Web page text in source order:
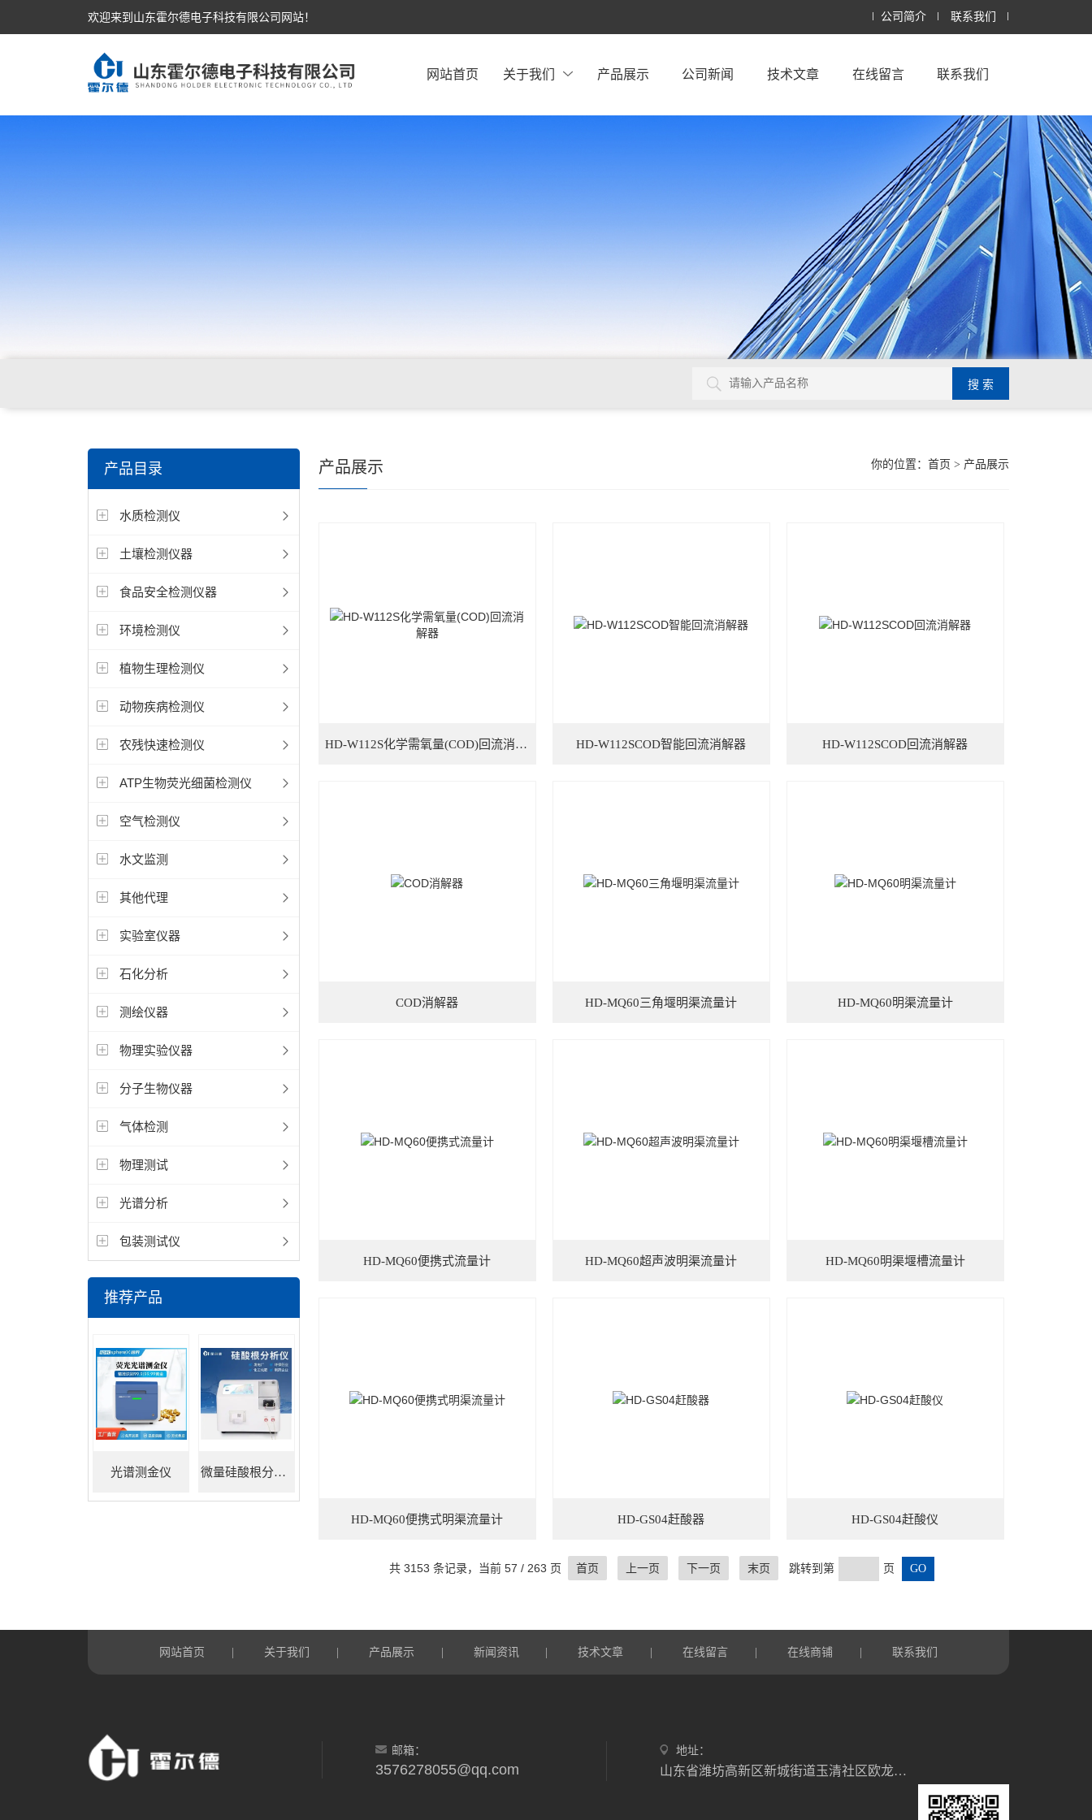
欢迎来到山东霍尔德电子科技有限公司网站！ 公司简介 联系我们
网站首页 关于我们 产品展示 公司新闻 技术文章 在线留言 联系我们
试仪，定氮仪，紫外可见分光光度计
产品目录
水质检测仪
土壤检测仪器
食品安全检测仪器
环境检测仪
植物生理检测仪
动物疾病检测仪
农残快速检测仪
ATP生物荧光细菌检测仪
空气检测仪
水文监测
其他代理
实验室仪器
石化分析
测绘仪器
物理实验仪器
分子生物仪器
气体检测
物理测试
光谱分析
包装测试仪
推荐产品
光谱测金仪 微量硅酸根分析仪
你的位置： 首页 > 产品展示
产品展示
HD-W112S化学需氧量(COD)回流消解器 HD-W112SCOD智能回流消解器 HD-W112SCOD回流消解器
COD消解器 HD-MQ60三角堰明渠流量计 HD-MQ60明渠流量计
HD-MQ60便携式流量计 HD-MQ60超声波明渠流量计 HD-MQ60明渠堰槽流量计
HD-MQ60便携式明渠流量计 HD-GS04赶酸器 HD-GS04赶酸仪
共 3153 条记录，当前 57 / 263 页 首页 上一页 下一页 末页 跳转到第 页
网站首页 关于我们 产品展示 新闻资讯 技术文章 在线留言 在线商铺 联系我们
邮箱：
3576278055@qq.com
地址：
山东省潍坊高新区新城街道玉清社区欧龙科技园3号车间